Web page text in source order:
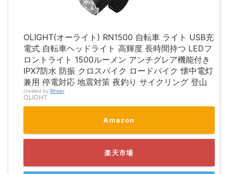
OLIGHT(オーライト) RN1500 自転車 ライト USB充
電式 自転車ヘッドライト 高輝度 長時間持つ LEDフ
ロントライト 1500ルーメン アンチグレア機能付き
IPX7防水 防振 クロスバイク ロードバイク 懐中電灯
兼用 停電対応 地震対策 夜釣り サイクリング 登山
created by Rinker
OLIGHT
Amazon
楽天市場